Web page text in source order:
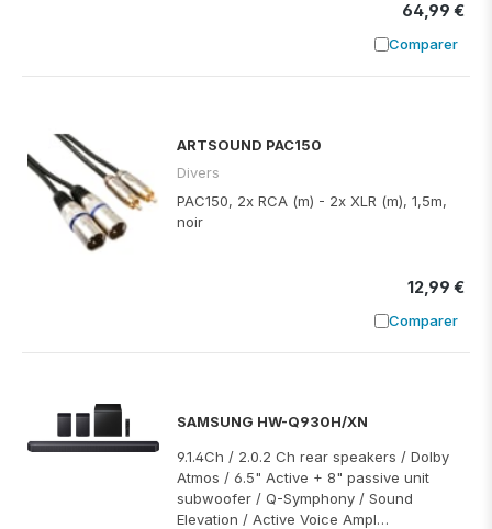
64,99 €
Comparer
Ajouter à
ARTSOUND PAC150
Divers
PAC150, 2x RCA (m) - 2x XLR (m), 1,5m,
noir
12,99 €
Comparer
Ajouter à
SAMSUNG HW-Q930H/XN
9.1.4Ch / 2.0.2 Ch rear speakers / Dolby
Atmos / 6.5" Active + 8" passive unit
subwoofer / Q-Symphony / Sound
Elevation / Active Voice Ampl…